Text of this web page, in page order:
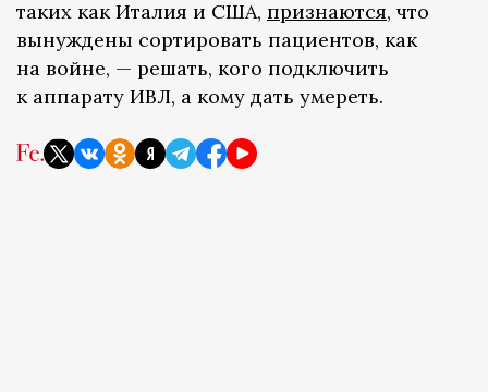
таких как Италия и США, признаются, что
вынуждены сортировать пациентов, как
на войне, — решать, кого подключить
к аппарату ИВЛ, а кому дать умереть.